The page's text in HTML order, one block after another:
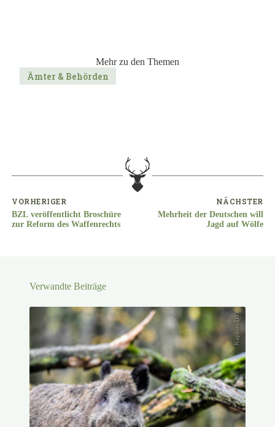
Mehr zu den Themen
Ämter & Behörden
VORHERIGER
BZL veröffentlicht Broschüre
zur Reform des Waffenrechts
NÄCHSTER
Mehrheit der Deutschen will
Jagd auf Wölfe
Verwandte Beiträge
Kaphus/DJV